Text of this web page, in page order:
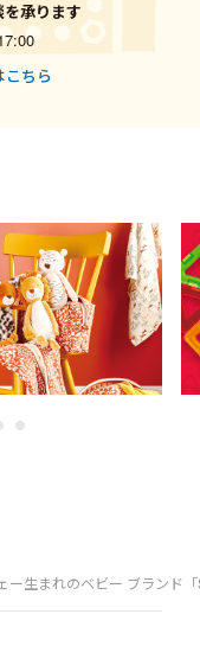
承ります
こちら
ー生まれのベビー ブランド